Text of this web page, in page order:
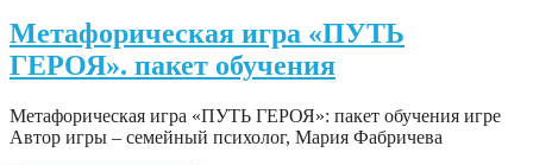
Метафорическая игра «ПУТЬ
ГЕРОЯ». пакет обучения
Метафорическая игра «ПУТЬ ГЕРОЯ»: пакет обучения игре
Автор игры – семейный психолог, Мария Фабричева